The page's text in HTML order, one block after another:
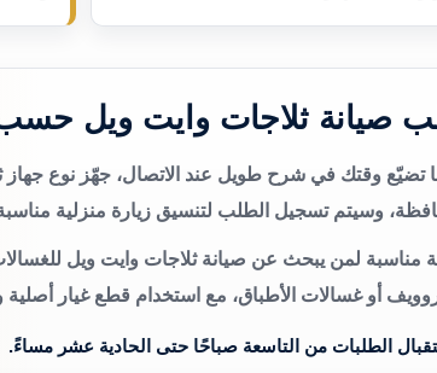
صيانة ثلاجات وايت ويل
تضيّع وقتك في شرح طويل عند الاتصال، جهّز نوع
وسيتم تسجيل الطلب لتنسيق زيارة منزلية
مناسبة لمن يبحث عن صيانة ثلاجات وايت ويل
أو غسالات الأطباق، مع استخدام قطع غيار
الطلبات من التاسعة صباحًا حتى الحادية عشر مساءً.